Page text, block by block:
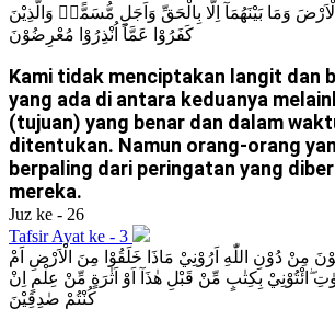
وَمَا بَيْنَهُمَآ اِلَّا بِالْحَقِّ وَاَجَلٍ مُّسَمًّىۗ وَالَّذِيْنَ
كَفَرُوْا عَمَّآ اُنْذِرُوْا مُعْرِضُوْنَ
Kami tidak menciptakan langit dan
yang ada di antara keduanya
(tujuan) yang benar dan dalam
ditentukan. Namun orang-orang
berpaling dari peringatan yang
mereka.
Juz ke - 26
Tafsir Ayat ke - 3
مِنْ دُوْنِ اللّٰهِ اَرُوْنِيْ مَاذَا خَلَقُوْا مِنَ الْاَرْضِ اَمْ
ۖائْتُوْنِيْ بِكِتٰبٍ مِّنْ قَبْلِ هٰذَآ اَوْ اَثٰرَةٍ مِّنْ عِلْمٍ اِنْ
كُنْتُمْ صٰدِقِيْنَ